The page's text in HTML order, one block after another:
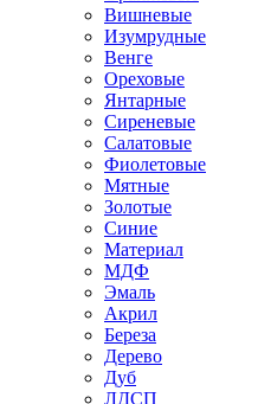
Вишневые
Изумрудные
Венге
Ореховые
Янтарные
Сиреневые
Салатовые
Фиолетовые
Мятные
Золотые
Синие
Материал
МДФ
Эмаль
Акрил
Береза
Дерево
Дуб
ЛДСП